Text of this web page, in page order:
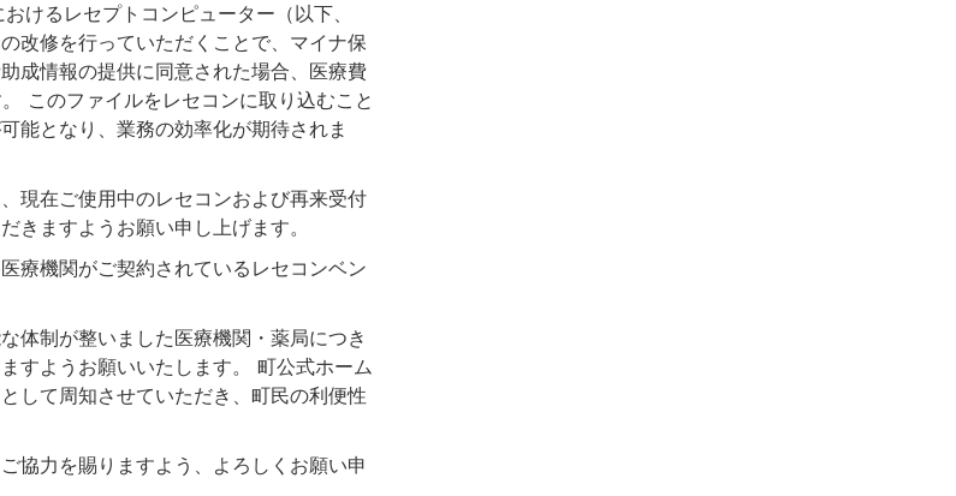
けるレセプトコンピューター（以下、
改修を行っていただくことで、マイナ保
成情報の提供に同意された場合、医療費
このファイルをレセコンに取り込むこと
能となり、業務の効率化が期待されま
現在ご使用中のレセコンおよび再来受付
きますようお願い申し上げます。
療機関がご契約されているレセコンベン
体制が整いました医療機関・薬局につき
すようお願いいたします。 町公式ホーム
して周知させていただき、町民の利便性
協力を賜りますよう、よろしくお願い申